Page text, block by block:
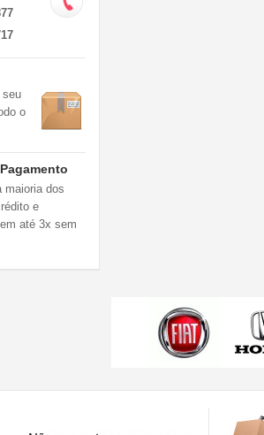
seu
o
maioria dos
e
até 3x sem